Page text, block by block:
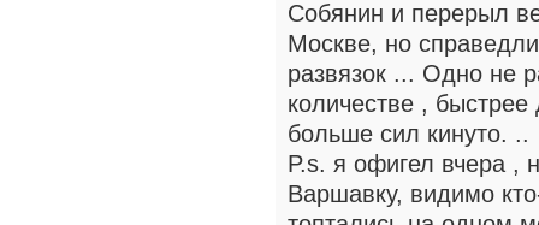
Собянин и перерыл
Москве, но
развязок ... Одно не
количестве ,
больше сил кинуто. ..
P.s. я офигел вчера ,
Варшавку, видимо